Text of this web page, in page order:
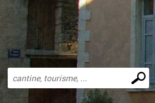
Effectuer
une
recherche